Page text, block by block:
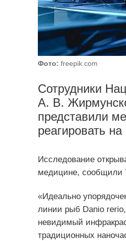
Фото: freepik.com
Сотрудники
А. В.
представили
реагировать
Исследование
медицине, сообщили
«Идеально
линии рыб Danio rerio,
невидимый
традиционных